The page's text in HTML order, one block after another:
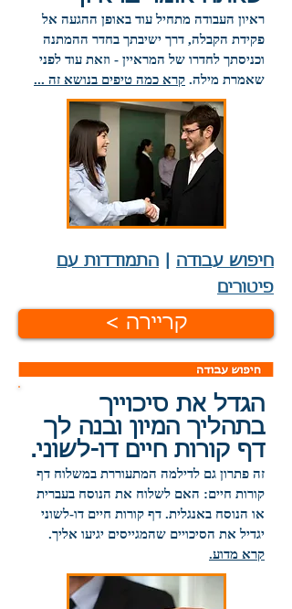
חיפוש עבודה
התמודדות עם
פיטורים
< קריירה
הגדל את סיכוייך
בתהליך המיון ובנה לך
דף קורות חיים דו-לשוני.
זה פתרון גם לדילמה המתעוררת במשלוח דף
קורות חיים: האם לשלוח את הנוסח בעברית
או הנוסח באנגלית. דף קורות חיים דו-לשוני
יגדיל את הסיכויים שהמגייסים יגיעו אליך.
קרא מדוע.
ראיון העבודה מתחיל עוד באופן ההגעה אל
פקידת הקבלה, דרך ישיבתך בחדר ההמתנה
וכניסתך לחדרו של המראיין - וזאת עוד לפני
שאמרת מילה. קרא כמה טיפים בנושא זה ...